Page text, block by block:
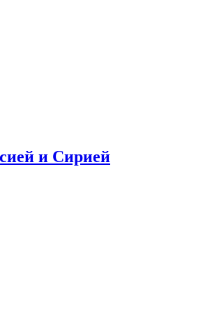
и Сирией